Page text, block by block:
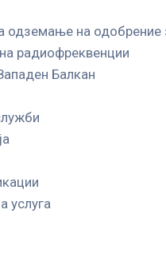
одземање на одобрение
радиофреквенции
Балкан
услуга